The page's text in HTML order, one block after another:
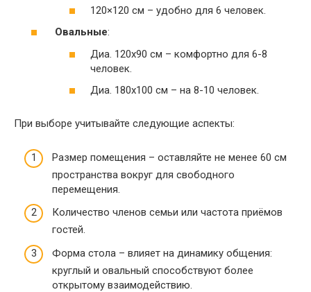
120×120 см – удобно для 6 человек.
Овальные:
Диа. 120х90 см – комфортно для 6-8
человек.
Диа. 180х100 см – на 8-10 человек.
При выборе учитывайте следующие аспекты:
Размер помещения – оставляйте не менее 60 см
пространства вокруг для свободного
перемещения.
Количество членов семьи или частота приёмов
гостей.
Форма стола – влияет на динамику общения:
круглый и овальный способствуют более
открытому взаимодействию.